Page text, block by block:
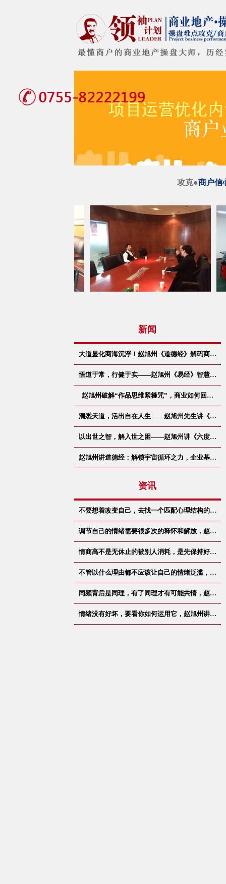
攻克●商户信
新闻
大道显化商海沉浮！赵旭州《道德经》解码商…
悟道于常，行健于实——赵旭州《易经》智慧…
赵旭州破解“作品思维紧箍咒”，商业如何回…
洞悉天道，活出自在人生——赵旭州先生讲《…
以出世之智，解入世之困——赵旭州讲《六度…
赵旭州讲道德经：解锁宇宙循环之力，企业基…
资讯
不要想着改变自己，去找一个匹配心理结构的…
调节自己的情绪需要很多次的释怀和解放，赵…
情商高不是无休止的被别人消耗，是先保持好…
不管以什么理由都不应该让自己的情绪泛滥，…
同频背后是同理，有了同理才有可能共情，赵…
情绪没有好坏，要看你如何运用它，赵旭州讲…